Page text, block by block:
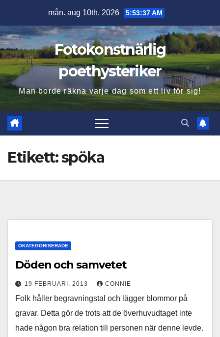
innehåll
mån. aug 10th, 2026 5:53:38 AM
Fotokonstnärlig
poethysteriker
Man borde räkna varje dag som ett liv för sig!
Etikett:spöka
OKATEGORISERADE
Döden och samvetet
19 FEBRUARI, 2013 CONNIE
Folk håller begravningstal och lägger blommor på
gravar. Detta gör de trots att de överhuvudtaget inte
hade någon bra relation till personen när denne levde.